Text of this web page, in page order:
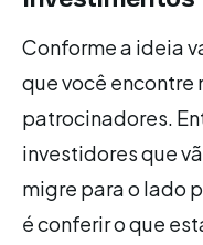
Conforme a ideia
que você encontre
patrocinadores.
investidores que
migre para o lado
é conferir o que